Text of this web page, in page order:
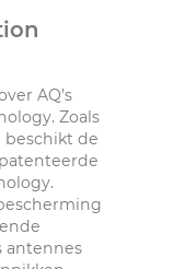
AQ’s
Zoals
beschikt de
antennes